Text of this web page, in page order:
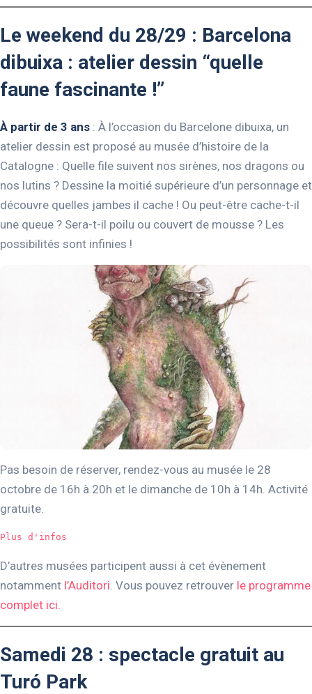
Le weekend du 28/29 : Barcelona
dibuixa : atelier dessin “quelle
faune fascinante !”
À partir de 3 ans : À l’occasion du Barcelone dibuixa, un
atelier dessin est proposé au musée d’histoire de la
Catalogne : Quelle file suivent nos sirènes, nos dragons ou
nos lutins ? Dessine la moitié supérieure d’un personnage et
découvre quelles jambes il cache ! Ou peut-être cache-t-il
une queue ? Sera-t-il poilu ou couvert de mousse ? Les
possibilités sont infinies !
Pas besoin de réserver, rendez-vous au musée le 28
octobre de 16h à 20h et le dimanche de 10h à 14h. Activité
gratuite.
Plus d'infos
D’autres musées participent aussi à cet évènement
notamment l’Auditori . Vous pouvez retrouver le programme
complet ici.
Samedi 28 : spectacle gratuit au
Turó Park